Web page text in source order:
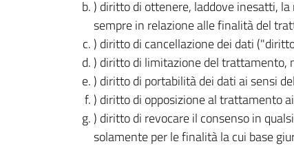
) diritto di ottenere, laddove inesatti,
sempre in relazione alle finalità del
) diritto di cancellazione dei dati
) diritto di limitazione del trattamento,
) diritto di portabilità dei dati ai sensi
) diritto di opposizione al trattamento
) diritto di revocare il consenso in
solamente per le finalità la cui base